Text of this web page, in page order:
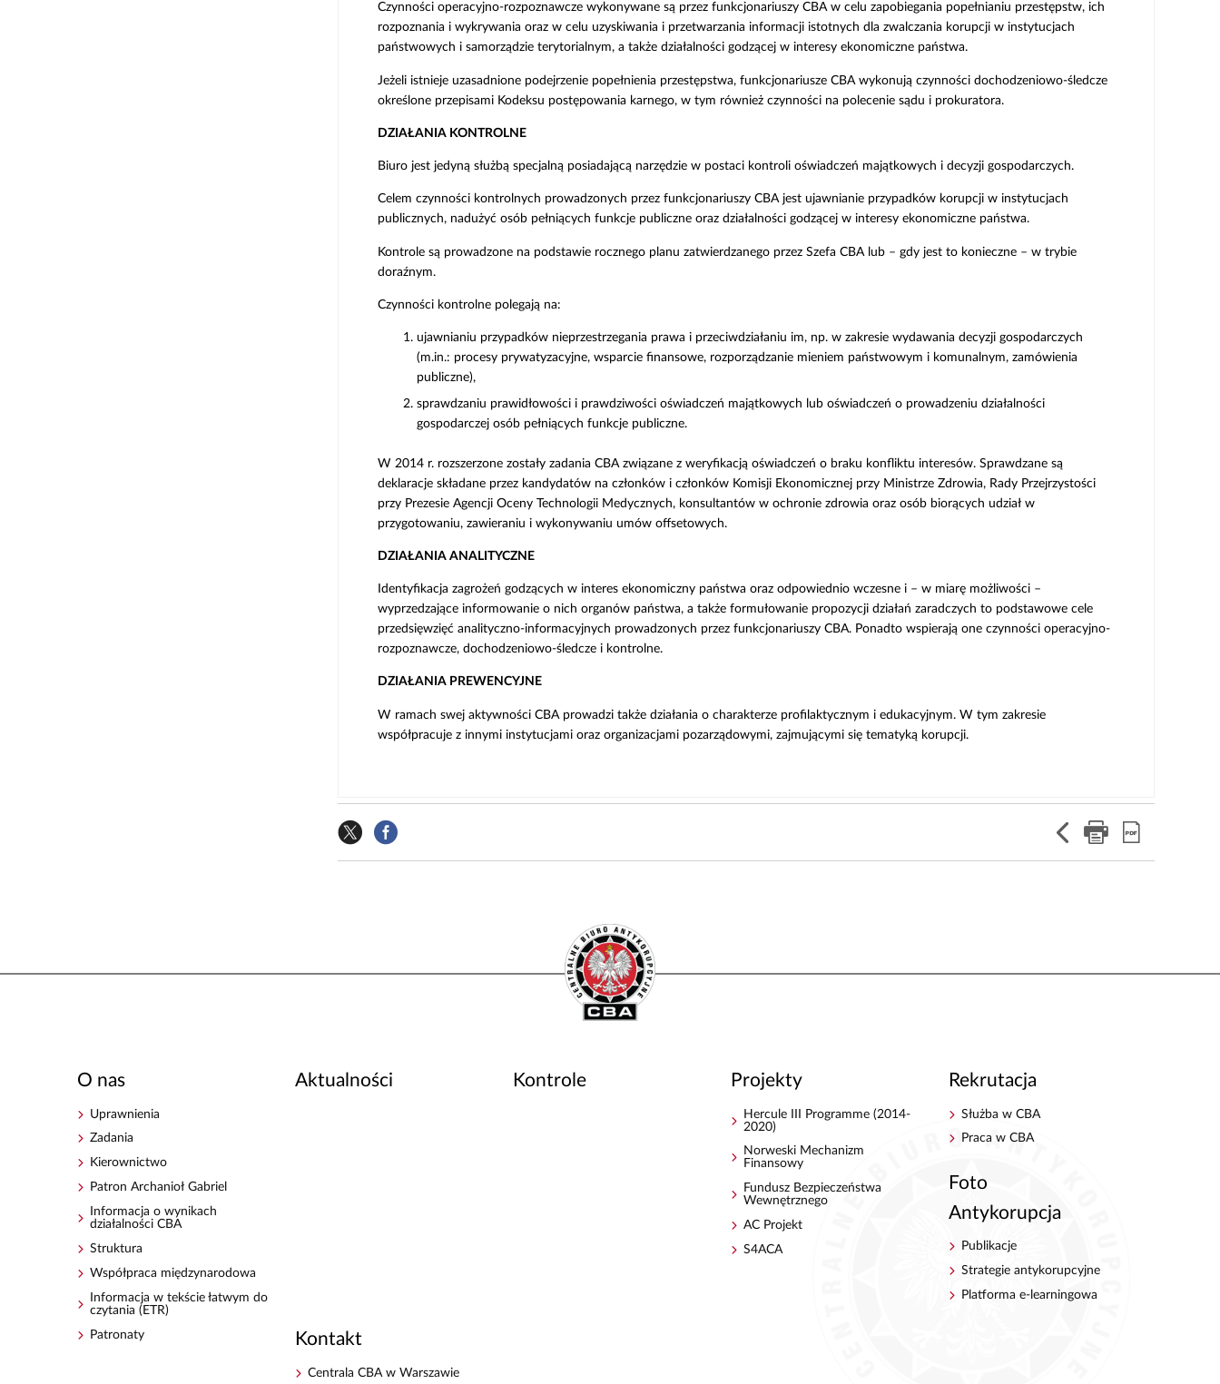
Czynności operacyjno-rozpoznawcze wykonywane są przez funkcjonariuszy CBA w celu zapobiegania popełnianiu przestępstw, ich
rozpoznania i wykrywania oraz w celu uzyskiwania i przetwarzania informacji istotnych dla zwalczania korupcji w instytucjach
państwowych i samorządzie terytorialnym, a także działalności godzącej w interesy ekonomiczne państwa.
Jeżeli istnieje uzasadnione podejrzenie popełnienia przestępstwa, funkcjonariusze CBA wykonują czynności dochodzeniowo-śledcze
określone przepisami Kodeksu postępowania karnego, w tym również czynności na polecenie sądu i prokuratora.
DZIAŁANIA KONTROLNE
Biuro jest jedyną służbą specjalną posiadającą narzędzie w postaci kontroli oświadczeń majątkowych i decyzji gospodarczych.
Celem czynności kontrolnych prowadzonych przez funkcjonariuszy CBA jest ujawnianie przypadków korupcji w instytucjach
publicznych, nadużyć osób pełniących funkcje publiczne oraz działalności godzącej w interesy ekonomiczne państwa.
Kontrole są prowadzone na podstawie rocznego planu zatwierdzanego przez Szefa CBA lub – gdy jest to konieczne – w trybie
doraźnym.
Czynności kontrolne polegają na:
ujawnianiu przypadków nieprzestrzegania prawa i przeciwdziałaniu im, np. w zakresie wydawania decyzji gospodarczych
(m.in.: procesy prywatyzacyjne, wsparcie finansowe, rozporządzanie mieniem państwowym i komunalnym, zamówienia
publiczne),
sprawdzaniu prawidłowości i prawdziwości oświadczeń majątkowych lub oświadczeń o prowadzeniu działalności
gospodarczej osób pełniących funkcje publiczne.
W 2014 r. rozszerzone zostały zadania CBA związane z weryfikacją oświadczeń o braku konfliktu interesów. Sprawdzane są
deklaracje składane przez kandydatów na członków i członków Komisji Ekonomicznej przy Ministrze Zdrowia, Rady Przejrzystości
przy Prezesie Agencji Oceny Technologii Medycznych, konsultantów w ochronie zdrowia oraz osób biorących udział w
przygotowaniu, zawieraniu i wykonywaniu umów offsetowych.
DZIAŁANIA ANALITYCZNE
Identyfikacja zagrożeń godzących w interes ekonomiczny państwa oraz odpowiednio wczesne i – w miarę możliwości –
wyprzedzające informowanie o nich organów państwa, a także formułowanie propozycji działań zaradczych to podstawowe cele
przedsięwzięć analityczno-informacyjnych prowadzonych przez funkcjonariuszy CBA. Ponadto wspierają one czynności operacyjno-
rozpoznawcze, dochodzeniowo-śledcze i kontrolne.
DZIAŁANIA PREWENCYJNE
W ramach swej aktywności CBA prowadzi także działania o charakterze profilaktycznym i edukacyjnym. W tym zakresie
współpracuje z innymi instytucjami oraz organizacjami pozarządowymi, zajmującymi się tematyką korupcji.
O nas
Uprawnienia
Zadania
Kierownictwo
Patron Archanioł Gabriel
Informacja o wynikach
działalności CBA
Struktura
Współpraca międzynarodowa
Informacja w tekście łatwym do
czytania (ETR)
Patronaty
Aktualności Kontrole Projekty
Hercule III Programme (2014-
2020)
Norweski Mechanizm
Finansowy
Fundusz Bezpieczeństwa
Wewnętrznego
AC Projekt
S4ACA
Rekrutacja
Służba w CBA
Praca w CBA
Foto
Antykorupcja
Publikacje
Strategie antykorupcyjne
Platforma e-learningowa
Kontakt
Centrala CBA w Warszawie